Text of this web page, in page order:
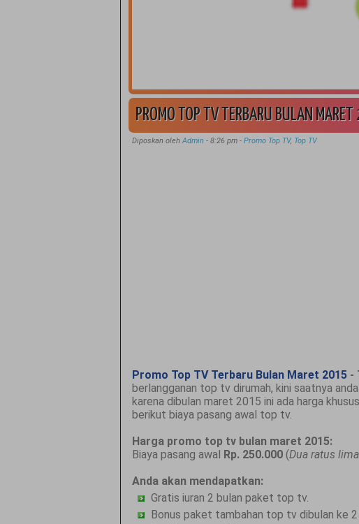
PROMO TOP TV TERBARU BULAN
Diposkan oleh Admin -8:26 pm - Promo Top TV, Top TV
Promo Top TV Terbaru Bulan Maret 2015-
berlangganan top tv dirumah, kini saatnya
karena dibulan maret 2015 ini ada harga
berikut biaya pasang awal top tv.
Harga promo top tv bulan maret 2015:
Biaya pasang awal Rp. 250.000(Dua ratus
Anda akan mendapatkan:
Gratis iuran 2 bulan paket top tv.
Bonus paket tambahan top tv dibulan ke 2